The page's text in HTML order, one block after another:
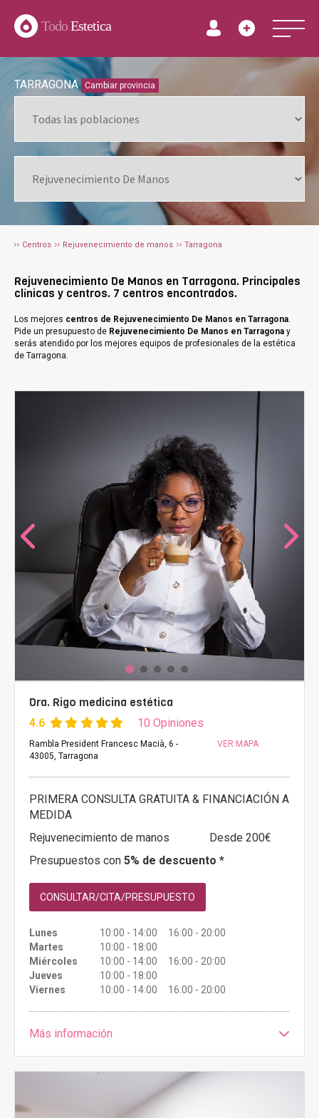
TodoEstetica
TARRAGONA Cambiar provincia
Centros Rejuvenecimiento de manos Tarragona
Rejuvenecimiento De Manos en Tarragona. Principales
clínicas y centros. 7 centros encontrados.
Los mejores centros de Rejuvenecimiento De Manos en Tarragona.
Pide un presupuesto de Rejuvenecimiento De Manos en Tarragona y
serás atendido por los mejores equipos de profesionales de la estética
de Tarragona.
Dra. Rigo medicina estética
4.6 10 Opiniones
Rambla President Francesc Macià, 6 -
43005, Tarragona
VER MAPA
PRIMERA CONSULTA GRATUITA & FINANCIACIÓN A
MEDIDA
Rejuvenecimiento de manos
Desde 200€
Presupuestos con 5% de descuento *
CONSULTAR/CITA/PRESUPUESTO
Lunes
10:00 - 14:00 16:00 - 20:00
Martes
10:00 - 18:00
Miércoles
10:00 - 14:00 16:00 - 20:00
Jueves
10:00 - 18:00
Viernes
10:00 - 14:00 16:00 - 20:00
Más información